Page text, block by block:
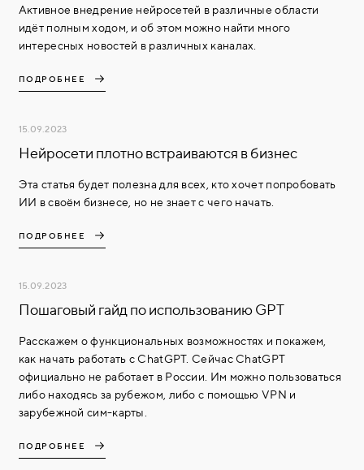
Активное внедрение нейросетей в различные области
идёт полным ходом, и об этом можно найти много
интересных новостей в различных каналах.
ПОДРОБНЕЕ
15.09.2023
Нейросети плотно встраиваются в бизнес
Эта статья будет полезна для всех, кто хочет попробовать
ИИ в своём бизнесе, но не знает с чего начать.
ПОДРОБНЕЕ
15.09.2023
Пошаговый гайд по использованию GPT
Расскажем о функциональных возможностях и покажем,
как начать работать с ChatGPT. Сейчас ChatGPT
официально не работает в России. Им можно пользоваться
либо находясь за рубежом, либо с помощью VPN и
зарубежной сим-карты.
ПОДРОБНЕЕ